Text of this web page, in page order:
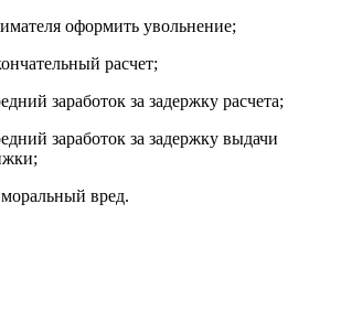
оформить увольнение;
расчет;
заработок за задержку расчета;
заработок за задержку выдачи
вред.